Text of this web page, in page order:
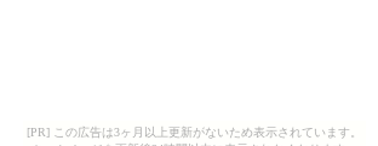
[PR] この広告は3ヶ月以上更新がないため表示されています。